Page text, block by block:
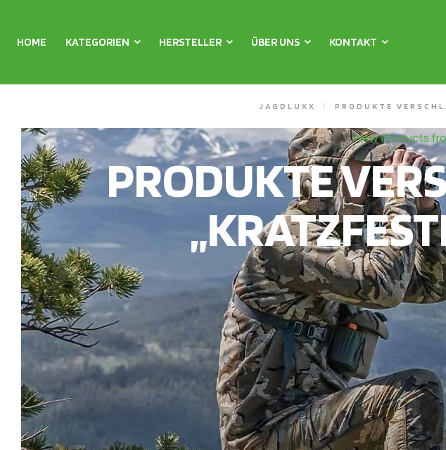
HOME KATEGORIEN HERSTELLER ÜBER UNS KONTAKT
JAGDLUXX / PRODUKTE
New Products
PRODUKTE